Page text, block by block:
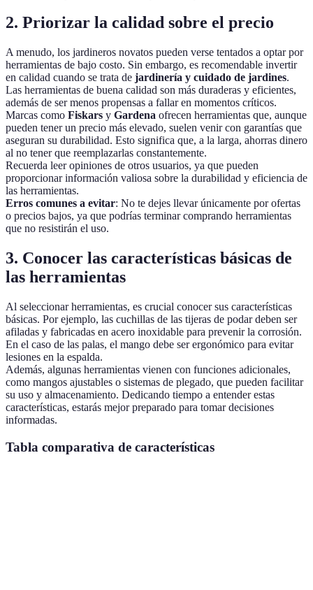
2. Priorizar la calidad sobre el precio
A menudo, los jardineros novatos pueden verse tentados a optar por
herramientas de bajo costo. Sin embargo, es recomendable invertir
en calidad cuando se trata de jardinería y cuidado de jardines.
Las herramientas de buena calidad son más duraderas y eficientes,
además de ser menos propensas a fallar en momentos críticos.
Marcas como Fiskars y Gardena ofrecen herramientas que, aunque
pueden tener un precio más elevado, suelen venir con garantías que
aseguran su durabilidad. Esto significa que, a la larga, ahorras dinero
al no tener que reemplazarlas constantemente.
Recuerda leer opiniones de otros usuarios, ya que pueden
proporcionar información valiosa sobre la durabilidad y eficiencia de
las herramientas.
Erros comunes a evitar: No te dejes llevar únicamente por ofertas
o precios bajos, ya que podrías terminar comprando herramientas
que no resistirán el uso.
3. Conocer las características básicas de
las herramientas
Al seleccionar herramientas, es crucial conocer sus características
básicas. Por ejemplo, las cuchillas de las tijeras de podar deben ser
afiladas y fabricadas en acero inoxidable para prevenir la corrosión.
En el caso de las palas, el mango debe ser ergonómico para evitar
lesiones en la espalda.
Además, algunas herramientas vienen con funciones adicionales,
como mangos ajustables o sistemas de plegado, que pueden facilitar
su uso y almacenamiento. Dedicando tiempo a entender estas
características, estarás mejor preparado para tomar decisiones
informadas.
Tabla comparativa de características